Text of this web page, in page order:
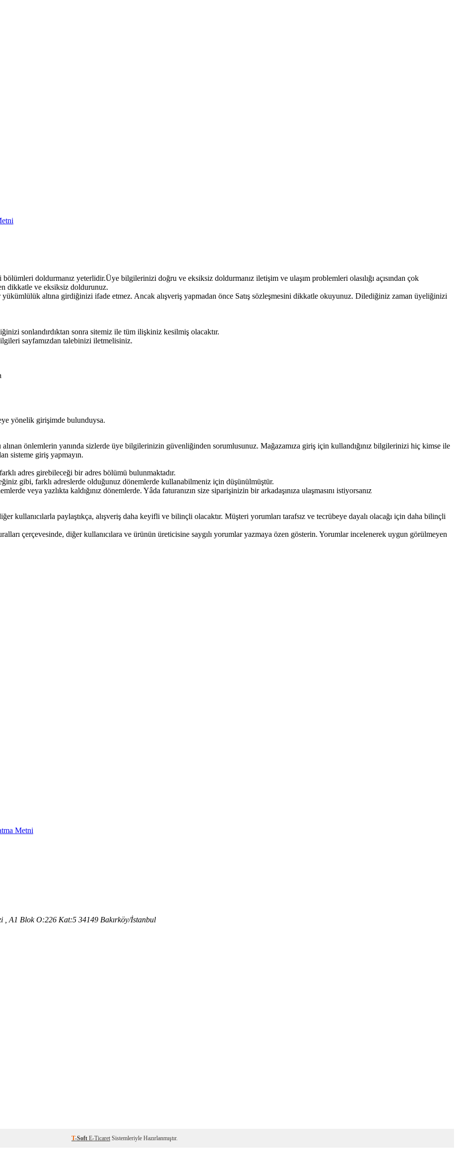
doldurmanız yeterlidir.Üye bilgilerinizi doğru ve eksiksiz doldurmanız iletişim ve ulaşım problemleri olasılığı açısından çok
dikkatle ve eksiksiz doldurunuz.
altına girdiğinizi ifade etmez. Ancak alışveriş yapmadan önce Satış sözleşmesini dikkatle okuyunuz. Dilediğiniz zaman üyeliğinizi
sonlandırdıktan sonra sitemiz ile tüm ilişkiniz kesilmiş olacaktır.
sayfamızdan talebinizi iletmelisiniz.
yönelik girişimde bulunduysa.
önlemlerin yanında sizlerde üye bilgilerinizin güvenliğinden sorumlusunuz. Mağazamıza giriş için kullandığınız bilgilerinizi hiç kimse ile
sisteme giriş yapmayın.
adres girebileceği bir adres bölümü bulunmaktadır.
gibi, farklı adreslerde olduğunuz dönemlerde kullanabilmeniz için düşünülmüştür.
veya yazlıkta kaldığınız dönemlerde. Yâda faturanızın size siparişinizin bir arkadaşınıza ulaşmasını istiyorsanız
kullanıcılarla paylaştıkça, alışveriş daha keyifli ve bilinçli olacaktır. Müşteri yorumları tarafsız ve tecrübeye dayalı olacağı için daha bilinçli
çerçevesinde, diğer kullanıcılara ve ürünün üreticisine saygılı yorumlar yazmaya özen gösterin. Yorumlar incelenerek uygun görülmeyen
Metni
, A1 Blok O:226 Kat:5 34149 Bakırköy/İstanbul
T-Soft E-Ticaret Sistemleriyle Hazırlanmıştır.